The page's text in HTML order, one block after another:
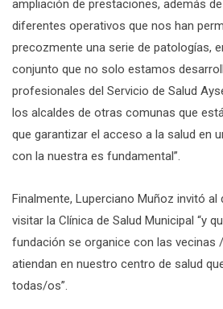
ampliación de prestaciones, además
diferentes operativos que nos han
precozmente una serie de patologías,
conjunto que no solo estamos
profesionales del Servicio de Salud
los alcaldes de otras comunas que
que garantizar el acceso a la salud en
con la nuestra es fundamental”.
Finalmente, Luperciano Muñoz invitó al
visitar la Clínica de Salud Municipal “y
fundación se organice con las vecinas
atiendan en nuestro centro de salud
todas/os”.